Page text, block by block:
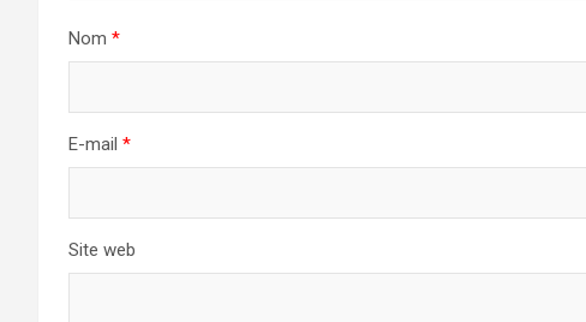
Nom *
E-mail *
Site web